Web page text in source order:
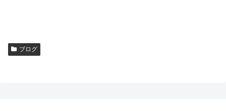
ブログ